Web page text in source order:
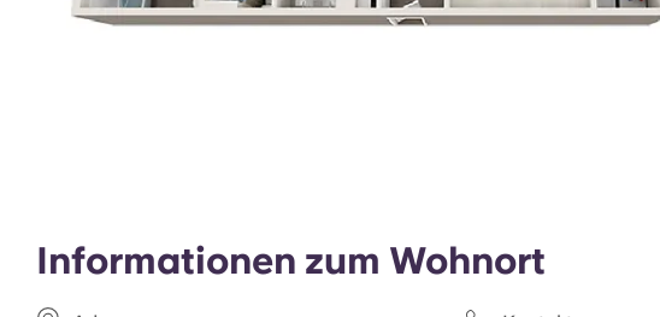
Informationen zum Wohnort